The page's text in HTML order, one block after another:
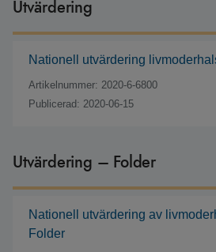
Utvärdering
Nationell utvärdering
Artikelnummer: 2020-6-6800
Publicerad: 2020-06-15
Utvärdering – Folder
Nationell utvärdering av
Folder